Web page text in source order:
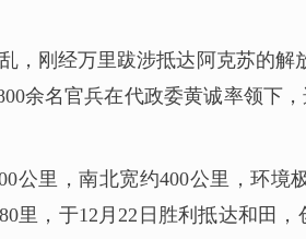
，刚经万里跋涉抵达阿克苏的
余名官兵在代政委黄诚率领
公里，南北宽约400公里，环
里，于12月22日胜利抵达和田